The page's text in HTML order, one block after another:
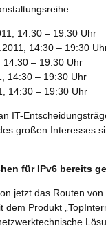
14:30 – 19:30 Uhr
14:30 – 19:30
14:30 – 19:30 Uhr
14:30 – 19:30 Uhr
14:30 – 19:30 Uhr
IT-
großen Interesses
für IPv6 bereits
jetzt das Routen
Produkt